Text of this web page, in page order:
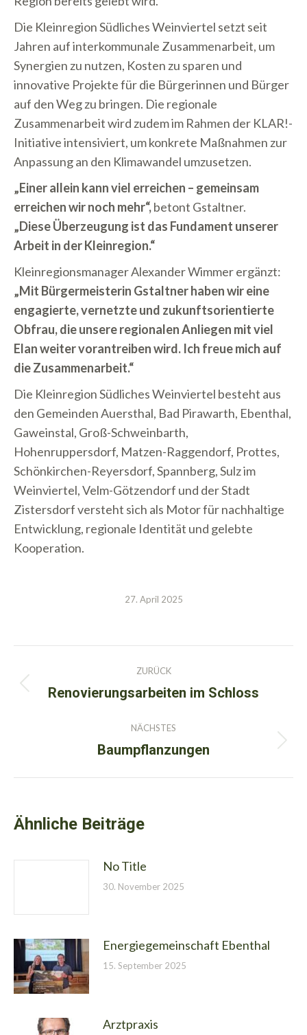
Die Kleinregion Südliches Weinviertel setzt seit
Jahren auf interkommunale Zusammenarbeit, um
Synergien zu nutzen, Kosten zu sparen und
innovative Projekte für die Bürgerinnen und Bürger
auf den Weg zu bringen. Die regionale
Zusammenarbeit wird zudem im Rahmen der KLAR!-
Initiative intensiviert, um konkrete Maßnahmen zur
Anpassung an den Klimawandel umzusetzen.
„Einer allein kann viel erreichen – gemeinsam
erreichen wir noch mehr“,betont Gstaltner.
„Diese Überzeugung ist das Fundament unserer
Arbeit in der Kleinregion.“
Kleinregionsmanager Alexander Wimmer ergänzt:
„Mit Bürgermeisterin Gstaltner haben wir eine
engagierte, vernetzte und zukunftsorientierte
Obfrau, die unsere regionalen Anliegen mit viel
Elan weiter vorantreiben wird. Ich freue mich auf
die Zusammenarbeit.“
Die Kleinregion Südliches Weinviertel besteht aus
den Gemeinden Auersthal, Bad Pirawarth, Ebenthal,
Gaweinstal, Groß-Schweinbarth,
Hohenruppersdorf, Matzen-Raggendorf, Prottes,
Schönkirchen-Reyersdorf, Spannberg, Sulz im
Weinviertel, Velm-Götzendorf und der Stadt
Zistersdorf versteht sich als Motor für nachhaltige
Entwicklung, regionale Identität und gelebte
Kooperation.
27. April 2025
Kommentarnavigation
ZURÜCK
Vorheriger
Renovierungsarbeiten im Schloss
NÄCHSTES
Nächster
Baumpflanzungen
Ähnliche Beiträge
No Title
30. November 2025
Energiegemeinschaft Ebenthal
15. September 2025
Arztpraxis